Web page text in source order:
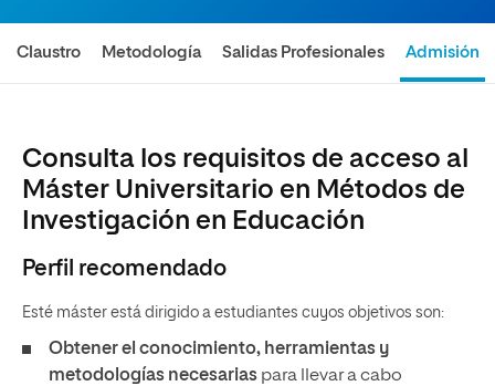
Claustro Metodología Salidas Profesionales Admisión
Consulta los requisitos de acceso al
Máster Universitario en Métodos de
Investigación en Educación
Perfil recomendado
Esté máster está dirigido a estudiantes cuyos objetivos son:
Obtener el conocimiento, herramientas y
metodologías necesarias para llevar a cabo